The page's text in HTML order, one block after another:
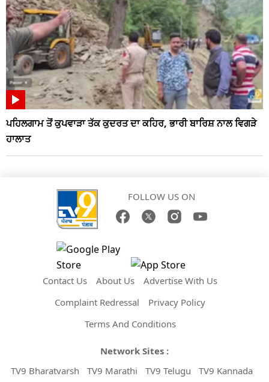
ਪਹਿਲਗਾਮ ਤੋਂ ਕੁਪਵਾੜਾ ਤੱਕ ਕੁਦਰਤ ਦਾ ਕਹਿਰ, ਭਾਰੀ ਬਾਰਿਸ਼ ਨਾਲ ਵਿਗੜੇ
ਹਾਲਾਤ
FOLLOW US ON
Contact Us About Us
Advertise With Us
Complaint Redressal
Privacy Policy
Terms And Conditions
Network Sites :
TV9 Bharatvarsh
TV9 Marathi TV9 Telugu TV9 Kannada